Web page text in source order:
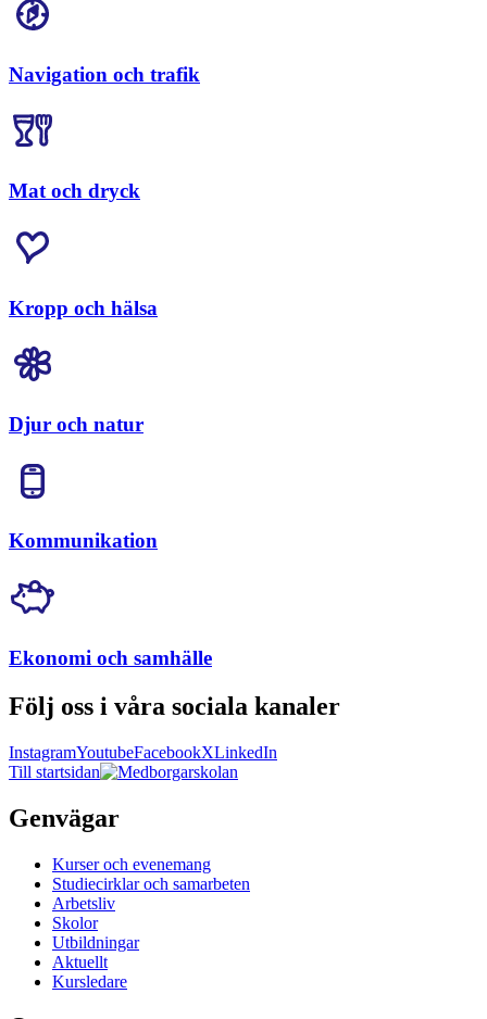
Navigation och trafik
Mat och dryck
Kropp och hälsa
Djur och natur
Kommunikation
Ekonomi och samhälle
Följ oss i våra sociala kanaler
InstagramYoutubeFacebookXLinkedIn
Till startsidan
Genvägar
Kurser och evenemang
Studiecirklar och samarbeten
Arbetsliv
Skolor
Utbildningar
Aktuellt
Kursledare